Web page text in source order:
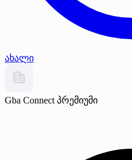
ახალი
Gba Connect პრემიუმი